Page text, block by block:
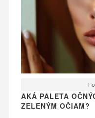
AKÁ PALETA
ZELENÝM OČIAM?